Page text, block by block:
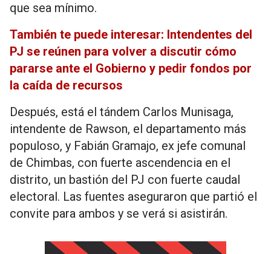
que sea mínimo.
También te puede interesar: Intendentes del
PJ se reúnen para volver a discutir cómo
pararse ante el Gobierno y pedir fondos por
la caída de recursos
Después, está el tándem Carlos Munisaga,
intendente de Rawson, el departamento más
populoso, y Fabián Gramajo, ex jefe comunal
de Chimbas, con fuerte ascendencia en el
distrito, un bastión del PJ con fuerte caudal
electoral. Las fuentes aseguraron que partió el
convite para ambos y se verá si asistirán.